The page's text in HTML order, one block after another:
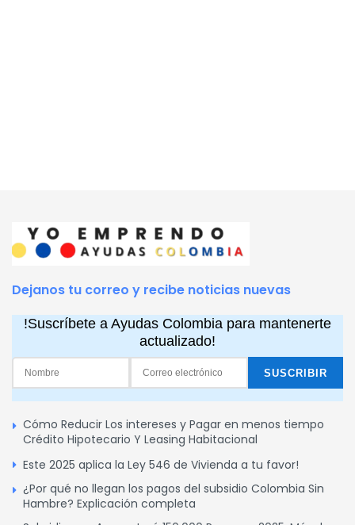
Dejanos tu correo y recibe noticias nuevas
!Suscríbete a Ayudas Colombia para mantenerte
actualizado!
Cómo Reducir Los intereses y Pagar en menos tiempo
Crédito Hipotecario Y Leasing Habitacional
Este 2025 aplica la Ley 546 de Vivienda a tu favor!
¿Por qué no llegan los pagos del subsidio Colombia Sin
Hambre? Explicación completa